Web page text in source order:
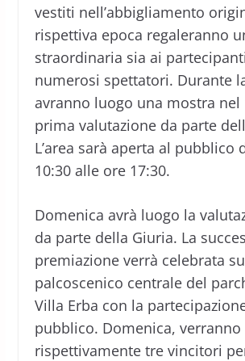
vestiti nell’abbigliamento
rispettiva epoca regaleranno
straordinaria sia ai
numerosi spettatori. Durante
avranno luogo una mostra nel
prima valutazione da parte
L’area sarà aperta al pubblico
10:30 alle ore 17:30.
Domenica avrà luogo la
da parte della Giuria. La
premiazione verrà celebrata
palcoscenico centrale del
Villa Erba con la
pubblico. Domenica,
rispettivamente tre vincitori